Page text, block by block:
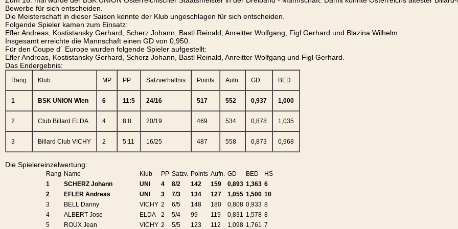
Bewerbe für sich entscheiden.
Die Meisterschaft in dieser Saison konnte der Klub ungeschlagen für sich entscheiden.
Folgende Spieler kamen zum Einsatz:
Efler Andreas, Kostistansky Gerhard, Scherz Johann, Bastl Reinald, Anreitter Wolfgang, Figl Gerhard und Blazina Wilhelm
Insgesamt erreichte die Mannschaft einen GD von 0,950.
Für den Coupe d´ Europe wurden folgende Spieler aufgestellt:
Efler Andreas, Kostistansky Gerhard, Scherz Johann, Bastl Reinald, Anreitter Wolfgang und Figl Gerhard.
Das Endergebnis:
Rang Klub MP PP Satzverhältnis Points Aufn. GD BED
1 BSK UNION Wien 6 11:5 24/16 517 552 0,937 1,000
2 Club Billard ELDA 4 8:8 20/19 469 534 0,878 1,035
3 Billard Club VICHY 2 5:11 16/25 487 558 0,873 0,968
Die Spielereinzelwertung:
Rang Name Klub PP Satzv. Points Aufn. GD BED
HS
1
SCHERZ Johann UNI 4 8/2 142 159 0,893 1,363 6
2
EFLER Andreas UNI 3 7/3 134 127 1,055 1,500 10
3
BELL Danny VICHY 2 6/5 148 180 0,808 0,933 8
4
ALBERT Jose ELDA 2 5/4 99 119 0,831 1,578 8
5
ROUX Jean VICHY 2 5/5 123 112 1,098 1,761 7